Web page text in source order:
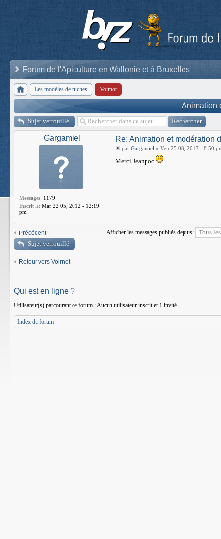
Forum de l'Apiculture en Wallonie et à Bruxelles
Les modèles de ruches Voirnot
Animation
Sujet verrouillé
Gargamiel
Messages: 1179
Inscrit le: Mar 22 05, 2012 - 12:19
pm
Re: Animation et modération
par Gargamiel » Ven 25 08, 2017 - 8:50
Merci Jeanpoc
Précédent Afficher les messages publiés depuis:
Sujet verrouillé
Retour vers Voirnot
Qui est en ligne ?
Utilisateur(s) parcourant ce forum : Aucun utilisateur inscrit et 1 invité
Index du forum